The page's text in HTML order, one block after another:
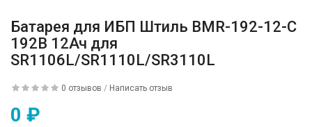
Батарея для ИБП Штиль BMR-192-12-C
192В 12Ач для
SR1106L/SR1110L/SR3110L
0 отзывов / Написать отзыв
0 ₽